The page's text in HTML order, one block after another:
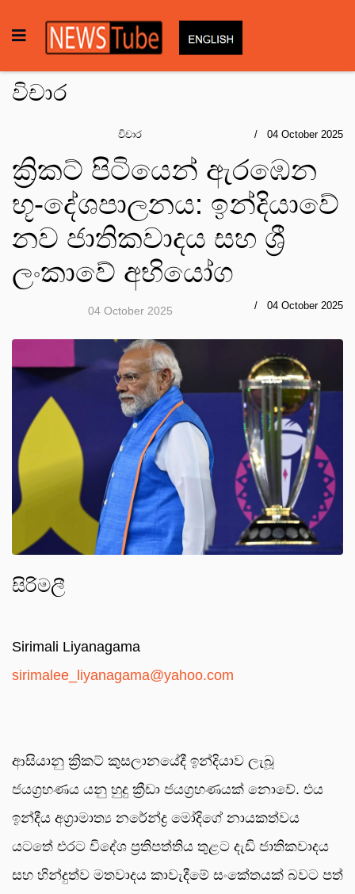
විචාර
විචාර 04 October 2025
ක්‍රිකට් පිටියෙන් ඇරඹෙන
භූ-දේශපාලනය: ඉන්දියාවේ
නව ජාතිකවාදය සහ ශ්‍රී
ලංකාවේ අභියෝග
04 October 2025 04 October 2025
සිරිමලී
Sirimali Liyanagama
sirimalee_liyanagama@yahoo.com
ආසියානු ක්‍රිකට් කුසලානයේදී ඉන්දියාව ලැබූ
ජයග්‍රහණය යනු හුදු ක්‍රීඩා ජයග්‍රහණයක් නොවේ. එය
ඉන්දීය අග්‍රාමාත්‍ය නරේන්ද්‍ර මෝදිගේ නායකත්වය
යටතේ එරට විදේශ ප්‍රතිපත්තිය තුළට දැඩි ජාතිකවාදය
සහ හින්දුත්ව මතවාදය කාවැදීමේ සංකේතයක් බවට පත්